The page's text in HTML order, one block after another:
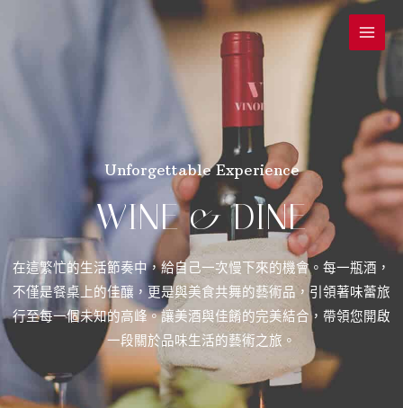
Main
Menu
Unforgettable Experience
WINE & DINE
在這繁忙的生活節奏中，給自己一次慢下來的機會。每一瓶酒，
不僅是餐桌上的佳釀，更是與美食共舞的藝術品，引領著味蕾旅
行至每一個未知的高峰。讓美酒與佳餚的完美結合，帶領您開啟
一段關於品味生活的藝術之旅。